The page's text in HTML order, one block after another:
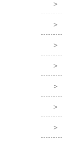
>
>
>
>
>
>
>